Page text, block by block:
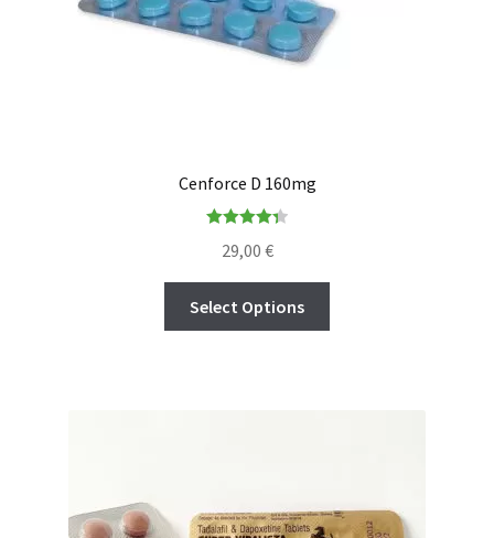
Cenforce D 160mg
out of 5
29,00 €
Select Options